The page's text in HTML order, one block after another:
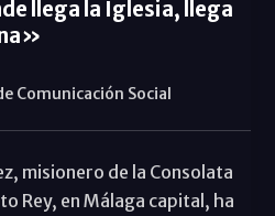
llega la Iglesia, llega
Comunicación Social
misionero de la Consolata
Rey, en Málaga capital, ha